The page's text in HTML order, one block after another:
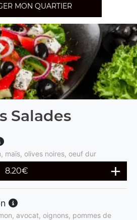
MON QUARTIER
Salades
maïs, olives noires, oeuf dur
8.20€
avocat, oignons, pommes de